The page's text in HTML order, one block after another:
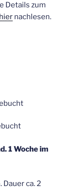
Details zum
hier nachlesen.
1 Woche im
ca. 2